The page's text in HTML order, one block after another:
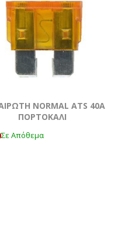
NORMAL ATS 40A
ΠΟΡΤΟΚΑΛΙ
Σε Απόθεμα